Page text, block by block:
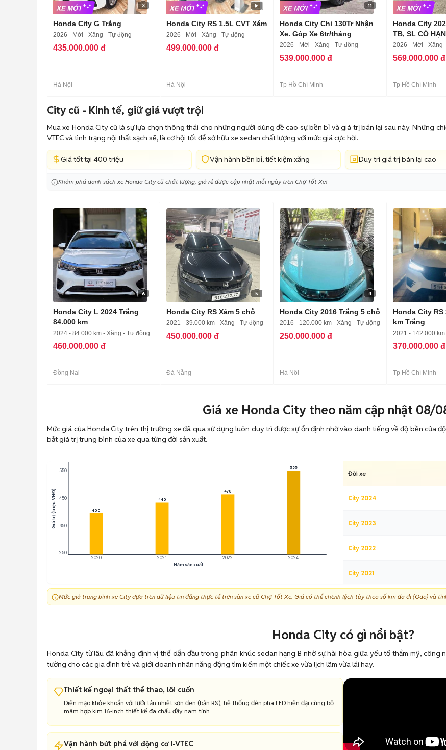
3
Honda City G Trắng
2026 - Mới - Xăng - Tự động
435.000.000 đ
Hà Nội
Honda City RS 1.5L CVT Xám
2026 - Mới - Xăng - Tự động
499.000.000 đ
Hà Nội
11
Honda City Chỉ 130Tr Nhận
Xe. Góp Xe 6tr/tháng
2026 - Mới - Xăng - Tự động
539.000.000 đ
Tp Hồ Chí Minh
Honda City
TB, SL CÓ HẠN
2026 - Mới - Xăng
569.000.000 đ
Tp Hồ Chí Minh
City cũ - Kinh tế, giữ giá vượt trội
Mua xe Honda City cũ là sự lựa chọn thông thái cho những người dùng đề cao sự bền bỉ và giá trị bán lại sau này. Những
VTEC và tình trạng nội thất sạch sẽ, là cơ hội tốt để sở hữu xe sedan chất lượng với mức giá cực hời.
Giá tốt tại 400 triệu Vận hành bền bỉ, tiết kiệm xăng Duy trì giá trị bán lại cao
Khám phá danh sách xe Honda City cũ chất lượng, giá rẻ được cập nhật mỗi ngày trên Chợ Tốt Xe!
6
Honda City L 2024 Trắng
84.000 km
2024 - 84.000 km - Xăng - Tự động
460.000.000 đ
Đồng Nai
5
Honda City RS Xám 5 chỗ
2021 - 39.000 km - Xăng - Tự động
450.000.000 đ
Đà Nẵng
4
Honda City 2016 Trắng 5 chỗ
2016 - 120.000 km - Xăng - Tự động
250.000.000 đ
Hà Nội
Honda City RS
km Trắng
2021 - 142.000
370.000.000 đ
Tp Hồ Chí Minh
Giá xe Honda City theo năm cập nhật 08/
Mức giá của Honda City trên thị trường xe đã qua sử dụng luôn duy trì được sự ổn định nhờ vào danh tiếng về độ bền của
bắt giá trị trung bình của xe qua từng đời sản xuất.
250
350
450
550
2020 2021 2022 2024
400
440
470
555
Giá trị (triệu VNĐ)
Năm sản xuất
Đời xe
City 2024
City 2023
City 2022
City 2021
City 2020
Đời sâu (2009-2013)
Mức giá trung bình xe City dựa trên dữ liệu tin đăng thực tế trên sàn xe cũ Chợ Tốt Xe. Giá có thể chênh lệch tùy theo số km đã đi (Odo) và
Honda City có gì nổi bật?
Honda City từ lâu đã khẳng định vị thế dẫn đầu trong phân khúc sedan hạng B nhờ sự hài hòa giữa yếu tố thẩm mỹ, công
tưởng cho các gia đình trẻ và giới doanh nhân năng động tìm kiếm một chiếc xe vừa lịch lãm vừa lái hay.
Thiết kế ngoại thất thể thao, lôi cuốn
Diện mạo khỏe khoắn với lưới tản nhiệt sơn đen (bản RS), hệ thống đèn pha LED hiện đại cùng bộ
mâm hợp kim 16-inch thiết kế đa chấu đầy nam tính.
Vận hành bứt phá với động cơ i-VTEC